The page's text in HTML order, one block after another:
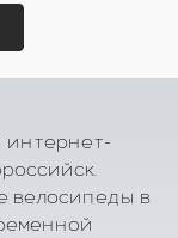
интернет-
велосипеды в